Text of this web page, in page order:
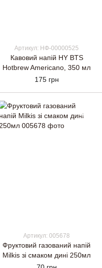
Артикул: НФ-00000525
Кавовий напій HY BTS
Hotbrew Americano, 350 мл
175 грн
Артикул: 005678
Фруктовий газований напій
Milkis зі смаком дині 250мл